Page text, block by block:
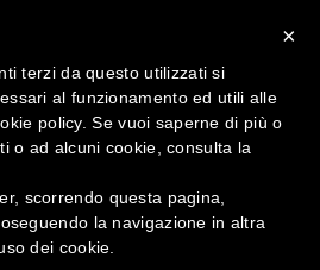
DONNA
×
terzi da questo utilizzati si
al funzionamento ed utili alle
policy. Se vuoi saperne di più o
o ad alcuni cookie, consulta la
scorrendo questa pagina,
la navigazione in altra
dei cookie.